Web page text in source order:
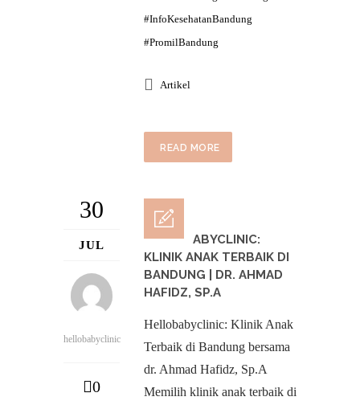
#InfoKesehatanBandung
#PromilBandung
Artikel
READ MORE
30
JUL
hellobabyclinic
0
HELLOBABYCLINIC:
KLINIK ANAK TERBAIK DI
BANDUNG | DR. AHMAD
HAFIDZ, SP.A
Hellobabyclinic: Klinik Anak
Terbaik di Bandung bersama
dr. Ahmad Hafidz, Sp.A
Memilih klinik anak terbaik di